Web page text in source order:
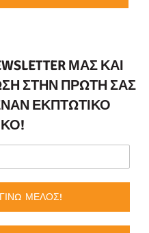
ΜΑΣ ΚΑΙ
ΣΤΗΝ ΠΡΏΤΗ ΣΑΣ
ΕΚΠΤΩΤΙΚΌ
ΜΕΛΟΣ!